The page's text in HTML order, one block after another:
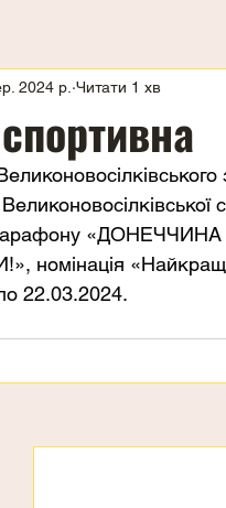
2024 р. Читати 1 хв
номінація
22.03.2024.